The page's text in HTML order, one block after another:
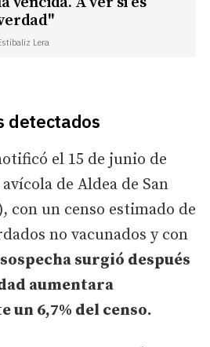
Lera
detectados
el 15 de junio de
de Aldea de San
con un censo estimado de
no vacunados y con
surgió después
aumentara
un 6,7% del censo.